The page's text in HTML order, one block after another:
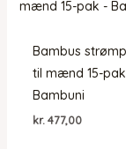
Bambus
til mænd 15-
Bambuni
kr.477,00